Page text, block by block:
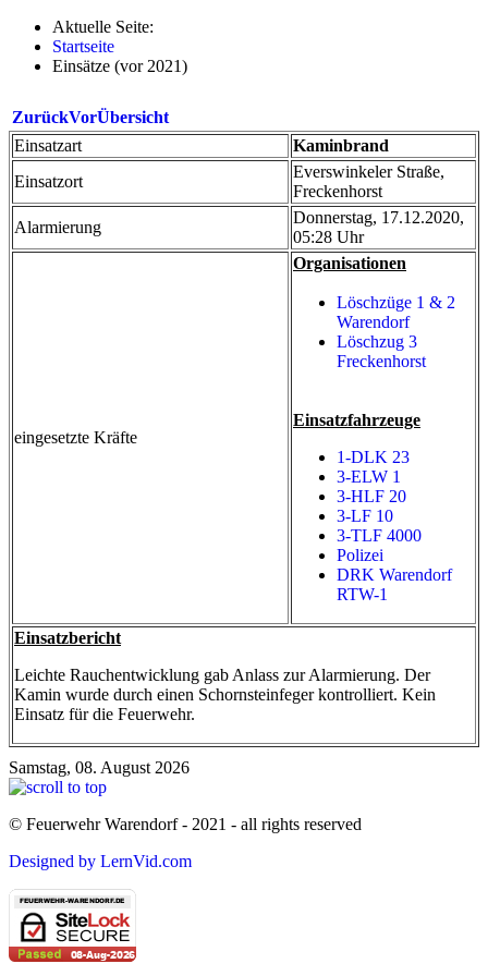
Aktuelle Seite:
Startseite
Einsätze (vor 2021)
ZurückVorÜbersicht
Einsatzart
Kaminbrand
Einsatzort
Everswinkeler Straße,
Freckenhorst
Alarmierung
Donnerstag, 17.12.2020,
05:28 Uhr
eingesetzte Kräfte
Organisationen
Löschzüge 1 & 2
Warendorf
Löschzug 3
Freckenhorst
Einsatzfahrzeuge
1-DLK 23
3-ELW 1
3-HLF 20
3-LF 10
3-TLF 4000
Polizei
DRK Warendorf
RTW-1
Einsatzbericht
Leichte Rauchentwicklung gab Anlass zur Alarmierung. Der
Kamin wurde durch einen Schornsteinfeger kontrolliert. Kein
Einsatz für die Feuerwehr.
Samstag, 08. August 2026
© Feuerwehr Warendorf - 2021 - all rights reserved
Designed by LernVid.com